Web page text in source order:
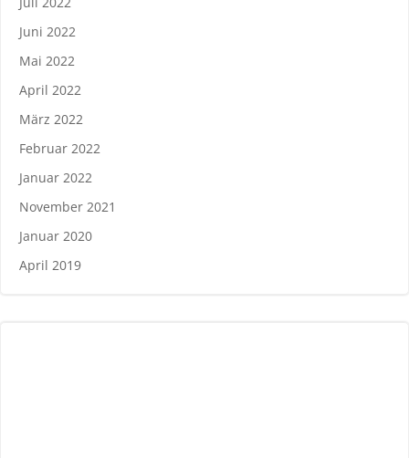
Juni 2022
Mai 2022
April 2022
März 2022
Februar 2022
Januar 2022
November 2021
Januar 2020
April 2019